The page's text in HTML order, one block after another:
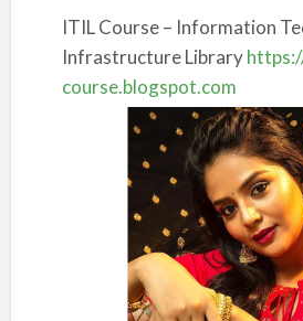
ITIL Course – Information
Infrastructure Library
course.blogspot.com